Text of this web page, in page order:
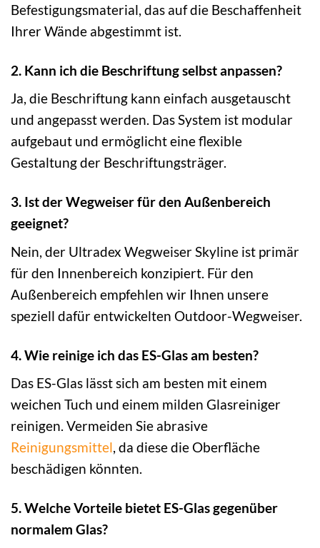
Befestigungsmaterial, das auf die Beschaffenheit
Ihrer Wände abgestimmt ist.
2. Kann ich die Beschriftung selbst anpassen?
Ja, die Beschriftung kann einfach ausgetauscht
und angepasst werden. Das System ist modular
aufgebaut und ermöglicht eine flexible
Gestaltung der Beschriftungsträger.
3. Ist der Wegweiser für den Außenbereich
geeignet?
Nein, der Ultradex Wegweiser Skyline ist primär
für den Innenbereich konzipiert. Für den
Außenbereich empfehlen wir Ihnen unsere
speziell dafür entwickelten Outdoor-Wegweiser.
4. Wie reinige ich das ES-Glas am besten?
Das ES-Glas lässt sich am besten mit einem
weichen Tuch und einem milden Glasreiniger
reinigen. Vermeiden Sie abrasive
Reinigungsmittel, da diese die Oberfläche
beschädigen könnten.
5. Welche Vorteile bietet ES-Glas gegenüber
normalem Glas?